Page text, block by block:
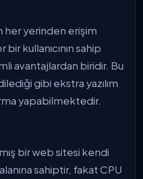
her yerinden erişim
kullanıcının sahip
avantajlardan biridir. Bu
gibi ekstra yazılım
yapabilmektedir.
bir web sitesi kendi
sahiptir, fakat CPU